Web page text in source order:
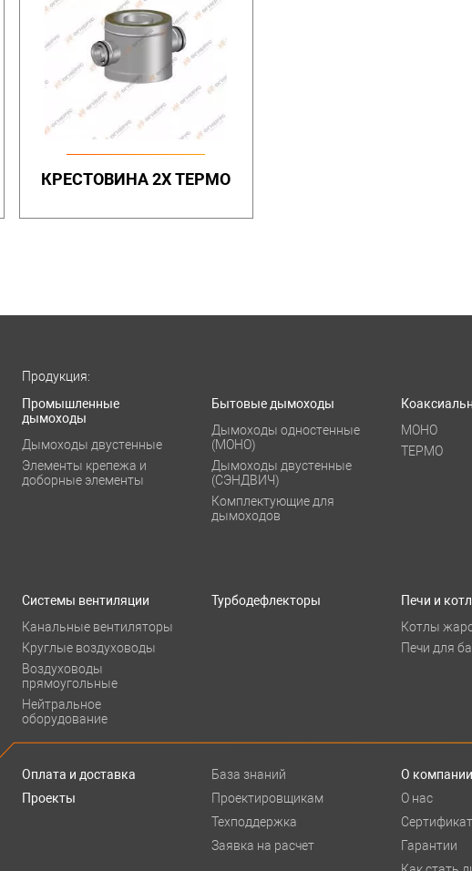
КРЕСТОВИНА 2Х ТЕРМО
Продукция:
Промышленные
дымоходы
Дымоходы двустенные
Элементы крепежа и
доборные элементы
Бытовые дымоходы
Дымоходы одностенные
(МОНО)
Дымоходы двустенные
(СЭНДВИЧ)
Комплектующие для
дымоходов
МОНО
ТЕРМО
Системы вентиляции
Канальные вентиляторы
Круглые воздуховоды
Воздуховоды
прямоугольные
Нейтральное
оборудование
Турбодефлекторы
Печи и
Котлы
Печи для
Оплата и доставка
Проекты
База знаний
Проектировщикам
Техподдержка
Заявка на расчет
О компании
О нас
Гарантии